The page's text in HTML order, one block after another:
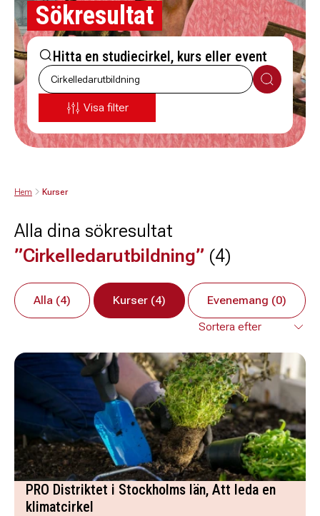
Sökresultat
Hitta en studiecirkel, kurs eller event
Sök
Visa filter
Hem Kurser
Alla dina sökresultat
”Cirkelledarutbildning” (4)
Alla (4) Kurser (4) Evenemang (0)
PRO Distriktet i Stockholms län, Att leda en
klimatcirkel